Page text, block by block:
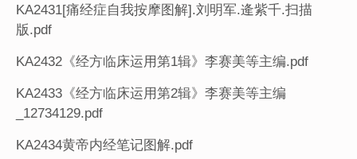
KA2431[痛经症自我按摩图解].刘明军.逄紫千.扫描
版.pdf
KA2432《经方临床运用第1辑》李赛美等主编.pdf
KA2433《经方临床运用第2辑》李赛美等主编
_12734129.pdf
KA2434黄帝内经笔记图解.pdf